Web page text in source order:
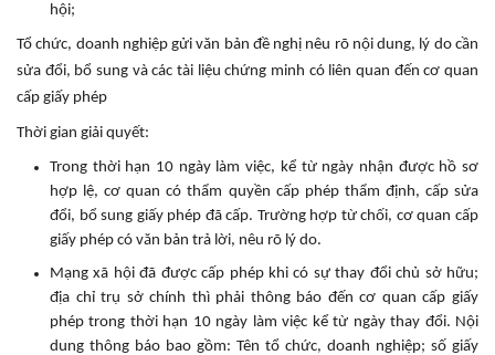
hội;
Tổ chức, doanh nghiệp gửi văn bản đề nghị nêu rõ nội dung, lý do cần
sửa đổi, bổ sung và các tài liệu chứng minh có liên quan đến cơ quan
cấp giấy phép
Thời gian giải quyết:
Trong thời hạn 10 ngày làm việc, kể từ ngày nhận được hồ sơ
hợp lệ, cơ quan có thẩm quyền cấp phép thẩm định, cấp sửa
đổi, bổ sung giấy phép đã cấp. Trường hợp từ chối, cơ quan cấp
giấy phép có văn bản trả lời, nêu rõ lý do.
Mạng xã hội đã được cấp phép khi có sự thay đổi chủ sở hữu;
địa chỉ trụ sở chính thì phải thông báo đến cơ quan cấp giấy
phép trong thời hạn 10 ngày làm việc kể từ ngày thay đổi. Nội
dung thông báo bao gồm: Tên tổ chức, doanh nghiệp; số giấy